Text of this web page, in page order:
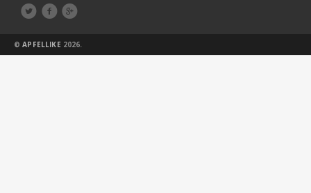
  
©APFELLIKE 2026.